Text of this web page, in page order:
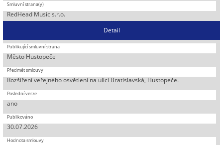
RedHead Music s.r.o.
Detail
Město Hustopeče
Rozšíření veřejného osvětlení na ulici Bratislavská, Hustopeče.
ano
30.07.2026